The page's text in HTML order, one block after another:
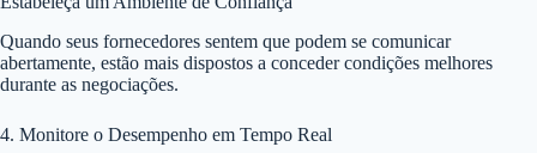
Quando seus fornecedores sentem que podem se comunicar
abertamente, estão mais dispostos a conceder condições melhores
durante as negociações.
4. Monitore o Desempenho em Tempo Real